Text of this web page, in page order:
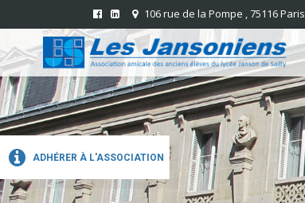
ADHÉRER À L'ASSOCIATION
106 rue de la Pompe , 75116 Paris